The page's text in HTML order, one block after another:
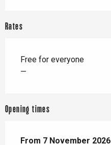
Rates
Free for everyone
—
Opening times
From 7 November 2026
From 7 November 2026